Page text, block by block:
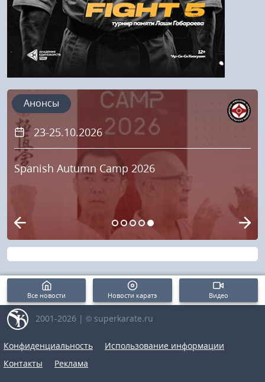
23-25.10.2026
Spanish Autumn Camp 2026
Анонсы
Все новости Новости каратэ Видео
2001-2026 | © superkarate.ru
Конфиденциальность
Использование информации
Контакты
Реклама